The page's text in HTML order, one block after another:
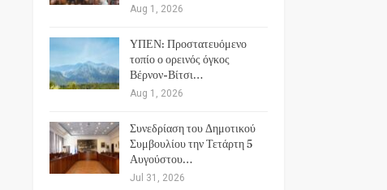
Aug 1, 2026
ΥΠΕΝ: Προστατευόμενο
τοπίο ο ορεινός όγκος
Βέρνον-Βίτσι…
Aug 1, 2026
Συνεδρίαση του Δημοτικού
Συμβουλίου την Τετάρτη 5
Αυγούστου…
Jul 31, 2026